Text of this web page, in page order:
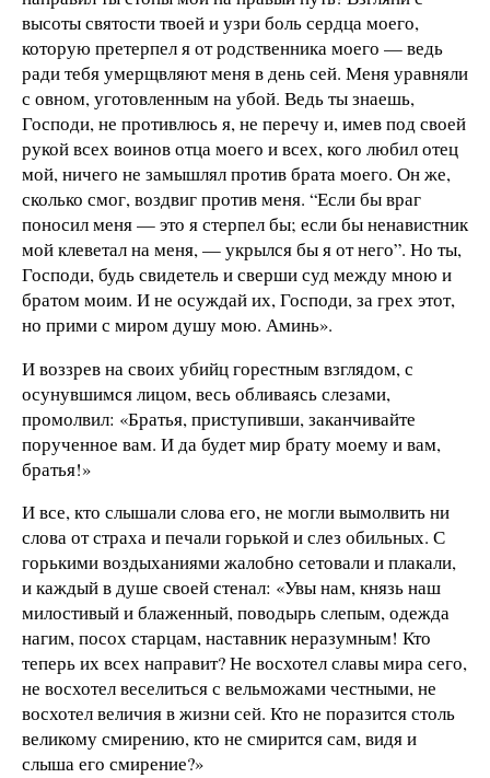
высоты святости твоей и узри боль сердца моего,
которую претерпел я от родственника моего — ведь
ради тебя умерщвляют меня в день сей. Меня уравняли
с овном, уготовленным на убой. Ведь ты знаешь,
Господи, не противлюсь я, не перечу и, имев под своей
рукой всех воинов отца моего и всех, кого любил отец
мой, ничего не замышлял против брата моего. Он же,
сколько смог, воздвиг против меня. “Если бы враг
поносил меня — это я стерпел бы; если бы ненавистник
мой клеветал на меня, — укрылся бы я от него”. Но ты,
Господи, будь свидетель и сверши суд между мною и
братом моим. И не осуждай их, Господи, за грех этот,
но прими с миром душу мою. Аминь».
И воззрев на своих убийц горестным взглядом, с
осунувшимся лицом, весь обливаясь слезами,
промолвил: «Братья, приступивши, заканчивайте
порученное вам. И да будет мир брату моему и вам,
братья!»
И все, кто слышали слова его, не могли вымолвить ни
слова от страха и печали горькой и слез обильных. С
горькими воздыханиями жалобно сетовали и плакали,
и каждый в душе своей стенал: «Увы нам, князь наш
милостивый и блаженный, поводырь слепым, одежда
нагим, посох старцам, наставник неразумным! Кто
теперь их всех направит? Не восхотел славы мира сего,
не восхотел веселиться с вельможами честными, не
восхотел величия в жизни сей. Кто не поразится столь
великому смирению, кто не смирится сам, видя и
слыша его смирение?»